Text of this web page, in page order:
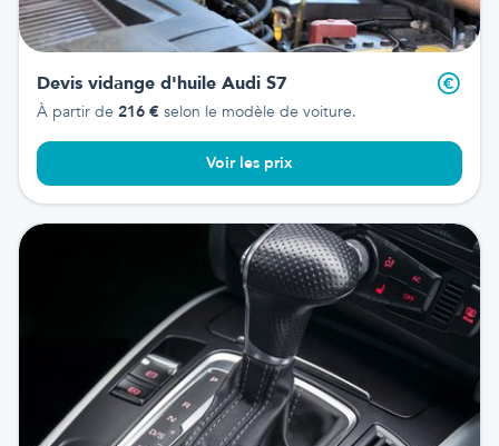
Devis vidange d'huile Audi S7
À partir de 216 € selon le modèle de voiture.
Voir les prix